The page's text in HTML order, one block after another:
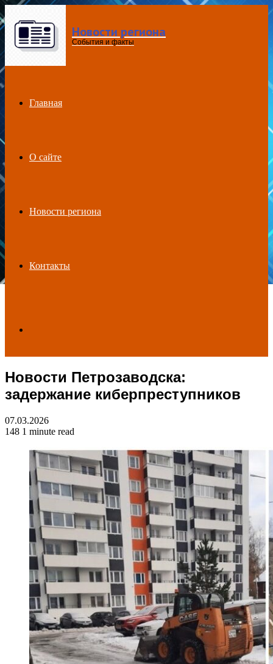
Menu Новости региона
События и факты
Главная
О сайте
Новости региона
Контакты
for
Новости Петрозаводска:
задержание киберпреступников
07.03.2026
148 1 minute read